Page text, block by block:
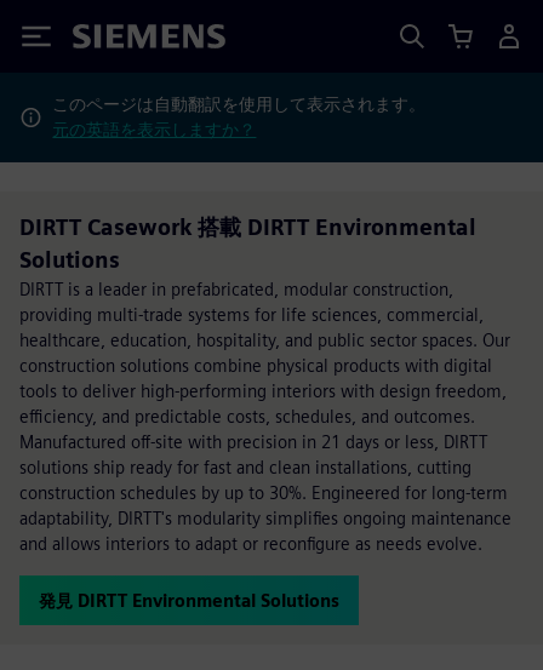
Siemens
このページは自動翻訳を使用して表示されます。
元の英語を表示しますか？
DIRTT Casework 搭載 DIRTT Environmental
Solutions
DIRTT is a leader in prefabricated, modular construction,
providing multi-trade systems for life sciences, commercial,
healthcare, education, hospitality, and public sector spaces. Our
construction solutions combine physical products with digital
tools to deliver high-performing interiors with design freedom,
efficiency, and predictable costs, schedules, and outcomes.
Manufactured off-site with precision in 21 days or less, DIRTT
solutions ship ready for fast and clean installations, cutting
construction schedules by up to 30%. Engineered for long-term
adaptability, DIRTT's modularity simplifies ongoing maintenance
and allows interiors to adapt or reconfigure as needs evolve.
発見 DIRTT Environmental Solutions